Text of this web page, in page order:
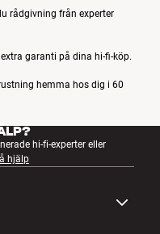
rådgivning från experter
garanti på dina hi-fi-köp.
hemma hos dig i 60
hi-fi-experter eller
hjälp